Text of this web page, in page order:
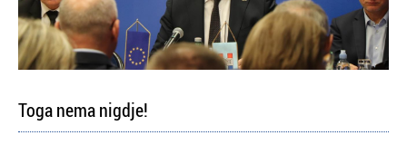
Toga nema nigdje!